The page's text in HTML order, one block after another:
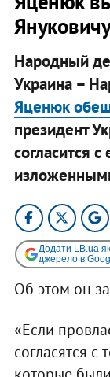
Народный
Украина –
Яценюк
президент
согласится
Додати LB.ua
джерело в
Об этом он
«Если
согласятся